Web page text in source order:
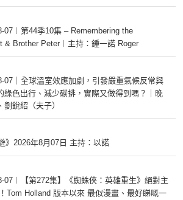
07︱第44季10集 – Remembering the
& Brother Peter︱主持：鍾一諾 Roger
07｜全球溫室效應加劇，引發嚴重氣候反常與
綠色出行、減少碳排，實際又做得到嗎？｜晚
銳紹（夫子）
》2026年8月07日 主持：以諾
07︱【第272集】《蜘蛛俠：英雄重生》絕對主
Tom Holland 版本以來 最似漫畫、最好睇嘅一